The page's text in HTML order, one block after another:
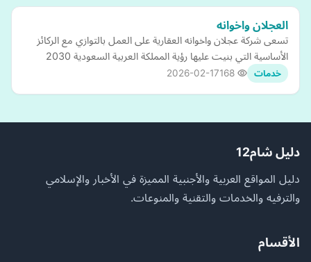
العجلان واخوانه
تسعى شركة عجلان واخوانه العقارية على العمل بالتوازي مع الركائز
الأساسية التي بنيت عليها رؤية المملكة العربية السعودية 2030
خدمات 2026-02-17
دليل شام12
دليل المواقع العربية والأجنبية المميزة في الأخبار والإسلامي
والترفيه والخدمات والتقنية والمنوعات.
الأقسام